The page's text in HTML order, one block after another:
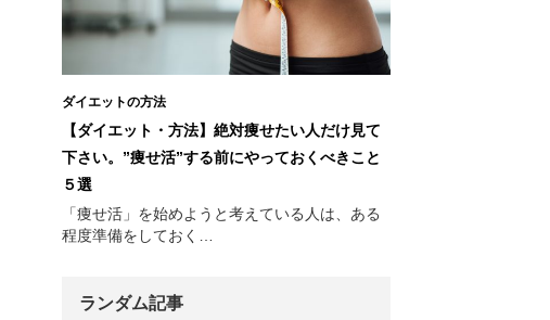
ダイエットの方法
【ダイエット・方法】絶対痩せたい人だけ見て
下さい。”痩せ活”する前にやっておくべきこと
５選
「痩せ活」を始めようと考えている人は、ある
程度準備をしておく…
ランダム記事